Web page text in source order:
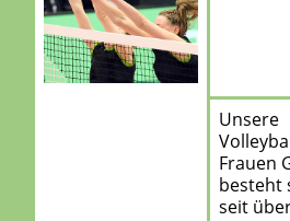
Unsere
Frauen
besteht
seit